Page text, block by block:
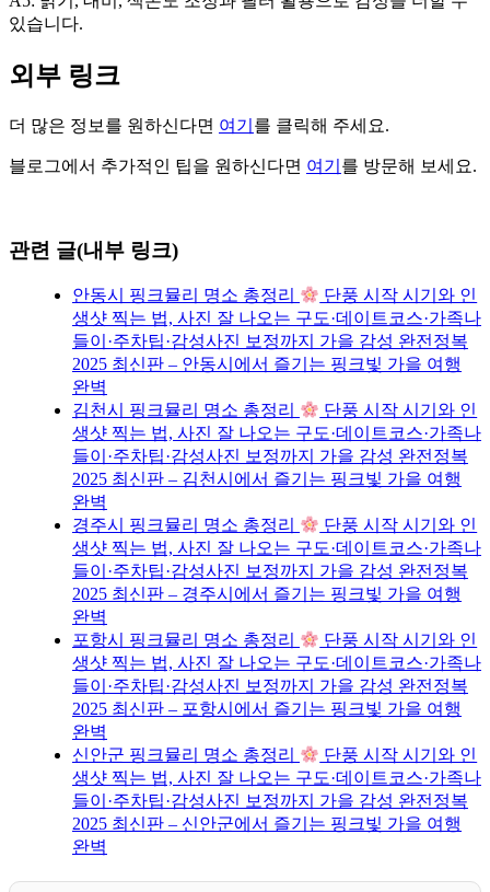
있습니다.
외부 링크
더 많은 정보를 원하신다면 여기 를 클릭해 주세요.
블로그에서 추가적인 팁을 원하신다면 여기 를 방문해 보세요.
관련 글(내부 링크)
안동시 핑크뮬리 명소 총정리
단풍 시작 시기와 인
생샷 찍는 법, 사진 잘 나오는 구도·데이트코스·가족나
들이·주차팁·감성사진 보정까지 가을 감성 완전정복
2025 최신판 – 안동시에서 즐기는 핑크빛 가을 여행
완벽
김천시 핑크뮬리 명소 총정리
단풍 시작 시기와 인
생샷 찍는 법, 사진 잘 나오는 구도·데이트코스·가족나
들이·주차팁·감성사진 보정까지 가을 감성 완전정복
2025 최신판 – 김천시에서 즐기는 핑크빛 가을 여행
완벽
경주시 핑크뮬리 명소 총정리
단풍 시작 시기와 인
생샷 찍는 법, 사진 잘 나오는 구도·데이트코스·가족나
들이·주차팁·감성사진 보정까지 가을 감성 완전정복
2025 최신판 – 경주시에서 즐기는 핑크빛 가을 여행
완벽
포항시 핑크뮬리 명소 총정리
단풍 시작 시기와 인
생샷 찍는 법, 사진 잘 나오는 구도·데이트코스·가족나
들이·주차팁·감성사진 보정까지 가을 감성 완전정복
2025 최신판 – 포항시에서 즐기는 핑크빛 가을 여행
완벽
신안군 핑크뮬리 명소 총정리
단풍 시작 시기와 인
생샷 찍는 법, 사진 잘 나오는 구도·데이트코스·가족나
들이·주차팁·감성사진 보정까지 가을 감성 완전정복
2025 최신판 – 신안군에서 즐기는 핑크빛 가을 여행
완벽